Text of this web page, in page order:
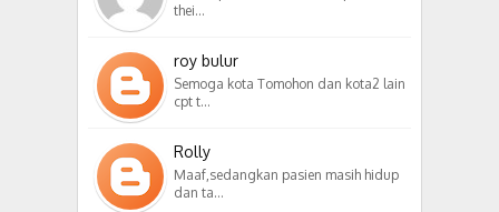
thei…
roy bulur
Semoga kota Tomohon dan kota2 lain
cpt t…
Rolly
Maaf,sedangkan pasien masih hidup
dan ta…